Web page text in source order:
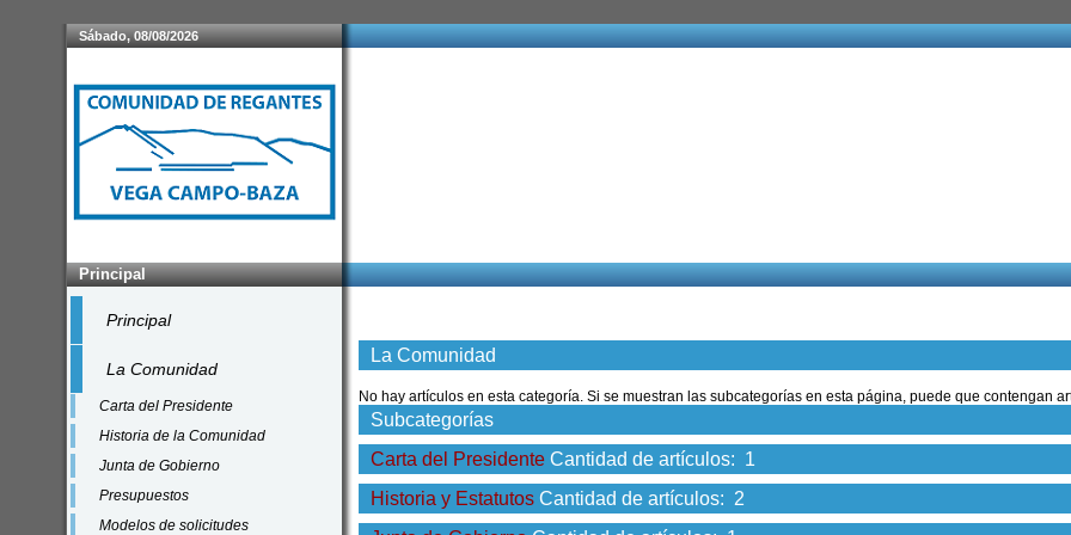
Sábado, 08/08/2026
Principal
Principal
La Comunidad
Carta del Presidente
Historia de la Comunidad
Junta de Gobierno
Presupuestos
Modelos de solicitudes
La Comunidad
No hay artículos en esta categoría. Si se muestran las subcategorías en esta página, puede que contengan
Subcategorías
Carta del Presidente Cantidad de artículos: 1
Historia y Estatutos Cantidad de artículos: 2